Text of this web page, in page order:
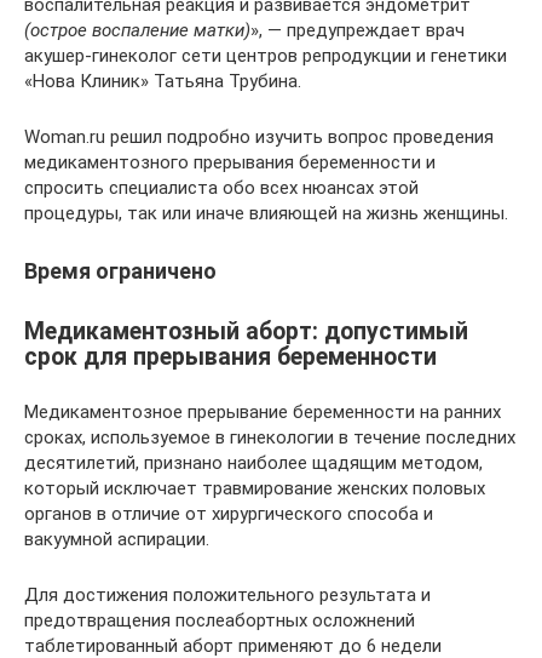
воспалительная реакция и развивается эндометрит
(острое воспаление матки)», — предупреждает врач
акушер-гинеколог сети центров репродукции и генетики
«Нова Клиник» Татьяна Трубина.
Woman.ru решил подробно изучить вопрос проведения
медикаментозного прерывания беременности и
спросить специалиста обо всех нюансах этой
процедуры, так или иначе влияющей на жизнь женщины.
Время ограничено
Медикаментозный аборт: допустимый
срок для прерывания беременности
Медикаментозное прерывание беременности на ранних
сроках, используемое в гинекологии в течение последних
десятилетий, признано наиболее щадящим методом,
который исключает травмирование женских половых
органов в отличие от хирургического способа и
вакуумной аспирации.
Для достижения положительного результата и
предотвращения послеабортных осложнений
таблетированный аборт применяют до 6 недели